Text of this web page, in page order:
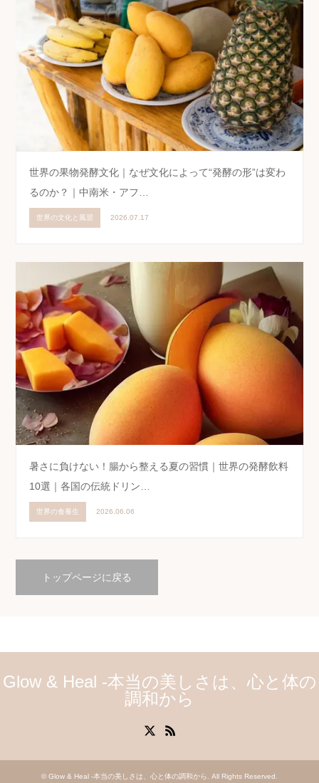
世界の果物発酵文化｜なぜ文化によって“発酵の形”は変わ
るのか？｜中南米・アフ…
世界の文化と風習 2026.07.17
暑さに負けない！腸から整える夏の習慣｜世界の発酵飲料
10選｜各国の伝統ドリン…
世界の食養生 2026.06.06
トップページに戻る
Glow & Heal -本当の美しさは、心と体の
調和から
© Glow & Heal -本当の美しさは、心と体の調和から. All Rights Reserved.